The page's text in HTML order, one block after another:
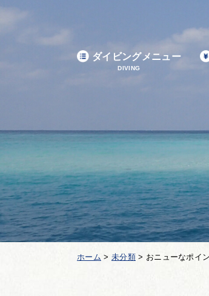
ダイビングメニュー
DIVING
ホーム > 未分類> おニューなポイ